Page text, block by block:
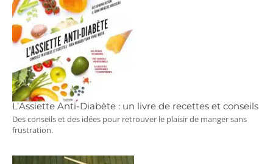
L’Assiette Anti-Diabète : un livre de recettes et conseils
Des conseils et des idées pour retrouver le plaisir de manger sans
frustration.